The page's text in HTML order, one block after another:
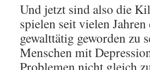
Und jetzt sind also die
spielen seit vielen
gewalttätig geworden zu
Menschen mit
Problemen nicht gleich